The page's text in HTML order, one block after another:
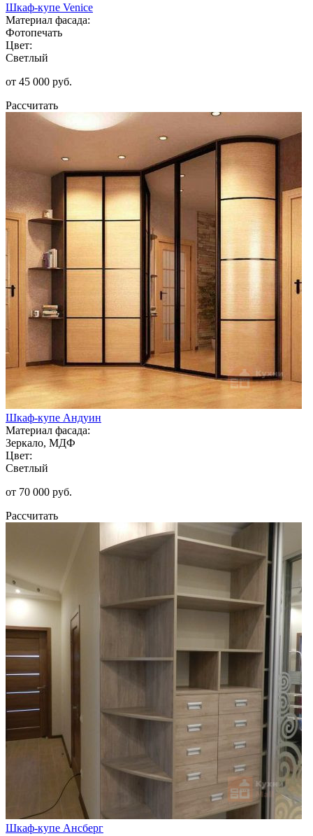
Шкаф-купе Venice
Материал фасада:
Фотопечать
Цвет:
Светлый
от 45 000 руб.
Рассчитать
Шкаф-купе Андуин
Материал фасада:
Зеркало, МДФ
Цвет:
Светлый
от 70 000 руб.
Рассчитать
Шкаф-купе Ансберг